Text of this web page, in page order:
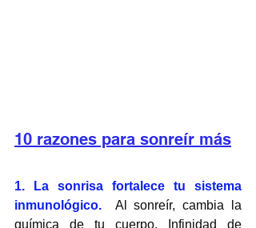
10 razones para sonreír más
1. La sonrisa fortalece tu sistema
inmunológico.
Al sonreír, cambia la
química de tu cuerpo. Infinidad de